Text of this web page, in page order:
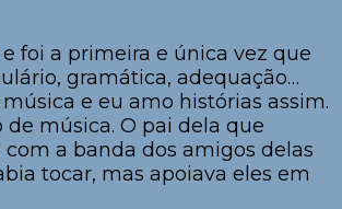
foi a primeira e única vez que
gramática, adequação…
e eu amo histórias assim.
música. O pai dela que
a banda dos amigos delas
tocar, mas apoiava eles em